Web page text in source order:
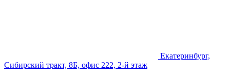
Екатеринбург,
Сибирский тракт, 8Б, офис 222, 2-й этаж